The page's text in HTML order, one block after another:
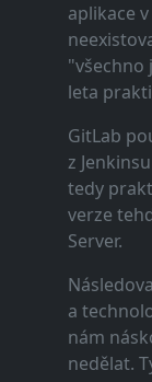
aplikace
"všechno
leta
GitLab
z
tedy
verze
Server.
a
nám
nedělat.